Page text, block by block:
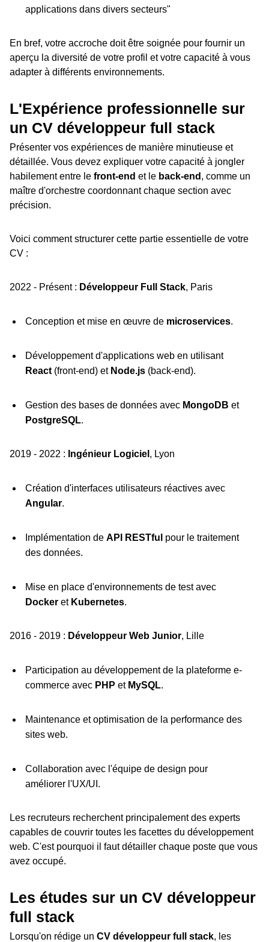
applications dans divers secteurs"
En bref, votre accroche doit être soignée pour fournir un
aperçu la diversité de votre profil et votre capacité à vous
adapter à différents environnements.
L'Expérience professionnelle sur
un CV développeur full stack
Présenter vos expériences de manière minutieuse et
détaillée. Vous devez expliquer votre capacité à jongler
habilement entre le front-end et le back-end , comme un
maître d'orchestre coordonnant chaque section avec
précision.
Voici comment structurer cette partie essentielle de votre
CV :
2022 - Présent : Développeur Full Stack, Paris
Conception et mise en œuvre de microservices.
Développement d'applications web en utilisant
React(front-end) et Node.js(back-end).
Gestion des bases de données avec MongoDB et
PostgreSQL.
2019 - 2022 : Ingénieur Logiciel , Lyon
Création d'interfaces utilisateurs réactives avec
Angular.
Implémentation de API RESTful pour le traitement
des données.
Mise en place d'environnements de test avec
Dockeret Kubernetes.
2016 - 2019 : Développeur Web Junior, Lille
Participation au développement de la plateforme e-
commerce avec PHP et MySQL.
Maintenance et optimisation de la performance des
sites web.
Collaboration avec l'équipe de design pour
améliorer l'UX/UI.
Les recruteurs recherchent principalement des experts
capables de couvrir toutes les facettes du développement
web. C'est pourquoi il faut détailler chaque poste que vous
avez occupé.
Les études sur un CV développeur
full stack
Lorsqu'on rédige un CV développeur full stack, les